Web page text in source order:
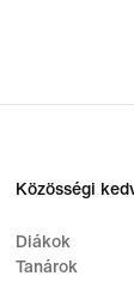
Közösségi
Diákok
Tanárok